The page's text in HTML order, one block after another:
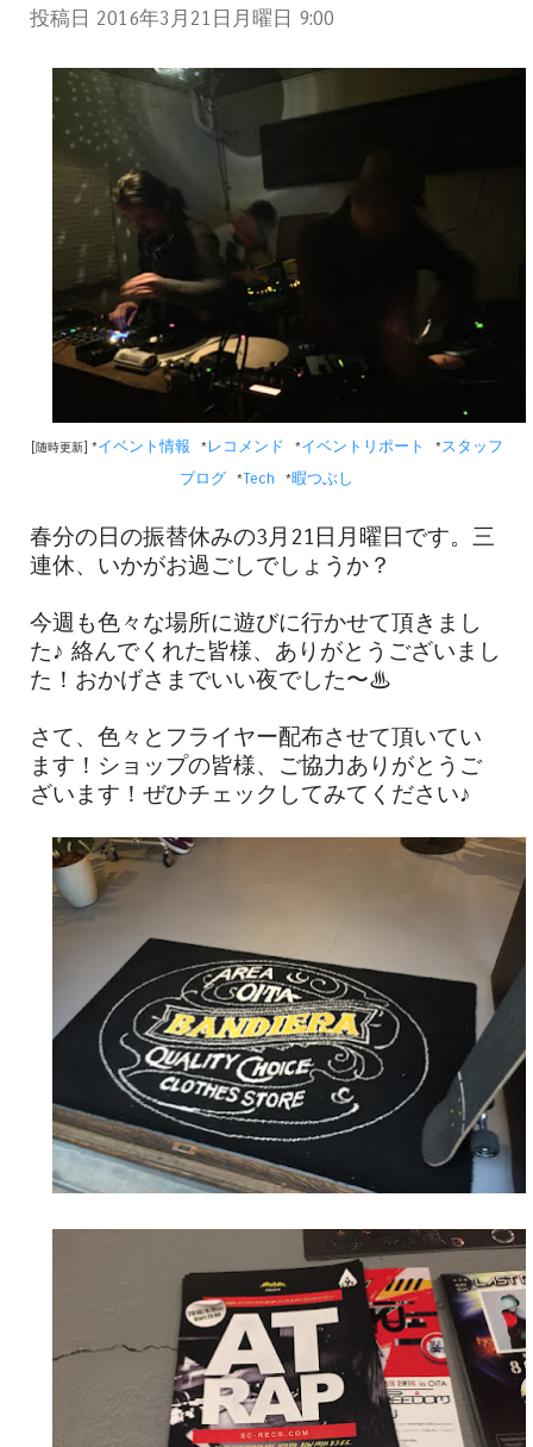
投稿日 2016年3月21日月曜日 9:00
[随時更新] *イベント情報 * レコメンド *イベントリポート *スタッフ
ブログ
*Tech *暇つぶし
春分の日の振替休みの3月21日月曜日です。三
連休、いかがお過ごしでしょうか？
今週も色々な場所に遊びに行かせて頂きまし
た♪ 絡んでくれた皆様、ありがとうございまし
た！おかげさまでいい夜でした〜♨︎
さて、色々とフライヤー配布させて頂いてい
ます！ショップの皆様、ご協力ありがとうご
ざいます！ぜひチェックしてみてください♪